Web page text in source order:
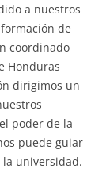
a nuestros
de
coordinado
Honduras
dirigimos un
poder de la
puede guiar
universidad.